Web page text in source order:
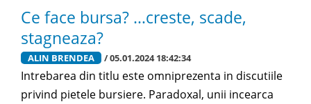
Ce face bursa? …creste, scade,
stagneaza?
ALIN BRENDEA / 05.01.2024 18:42:34
Intrebarea din titlu este omniprezenta in discutiile
privind pietele bursiere. Paradoxal, unii incearca